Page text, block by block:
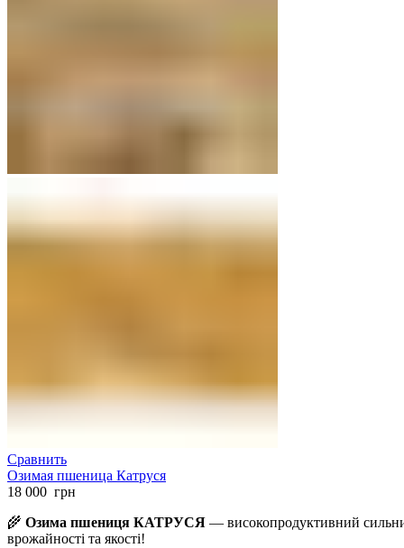
Сравнить
Озимая пшеница Катруся
18 000 грн
🌾 Озима пшениця КАТРУСЯ — високопродуктивний
врожайності та якості!